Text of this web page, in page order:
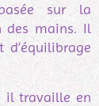
sur la
des mains. Il
il travaille en